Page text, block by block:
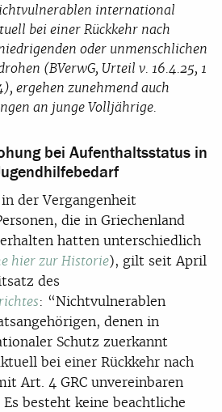
international
bei einer Rückkehr nach
oder unmenschlichen
(BVerwG, Urteil v. 16.4.25, 1
ergehen zunehmend auch
an junge Volljährige.
bei Aufenthaltsstatus in
der Vergangenheit
die in Griechenland
hatten unterschiedlich
hier zur Historie), gilt seit April
des
: “Nichtvulnerablen
denen in
Schutz zuerkannt
bei einer Rückkehr nach
Art. 4 GRC unvereinbaren
besteht keine beachtliche